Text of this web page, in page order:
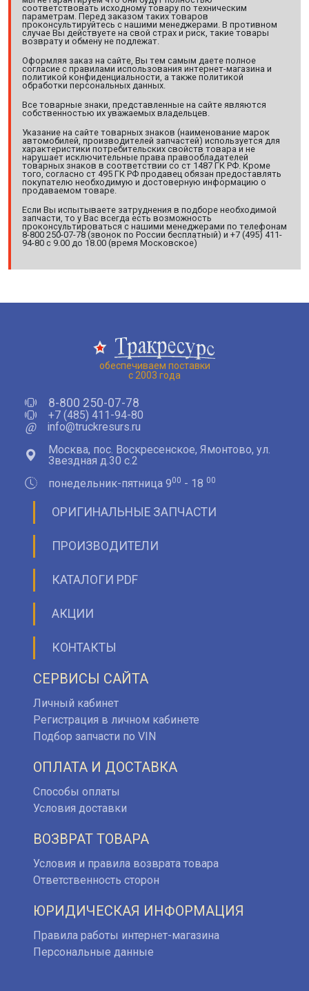
соответствовать исходному товару по техническим
параметрам. Перед заказом таких товаров
проконсультируйтесь с нашими менеджерами. В противном
случае Вы действуете на свой страх и риск, такие товары
возврату и обмену не подлежат.
Оформляя заказ на сайте, Вы тем самым даете полное
согласие с правилами использования интернет-магазина и
политикой конфиденциальности, а также политикой
обработки персональных данных.
Все товарные знаки, представленные на сайте являются
собственностью их уважаемых владельцев.
Указание на сайте товарных знаков (наименование марок
автомобилей, производителей запчастей) используется для
характеристики потребительских свойств товара и не
нарушает исключительные права правообладателей
товарных знаков в соответствии со ст 1487 ГК РФ. Кроме
того, согласно ст 495 ГК РФ продавец обязан предоставлять
покупателю необходимую и достоверную информацию о
продаваемом товаре.
Если Вы испытываете затруднения в подборе необходимой
запчасти, то у Вас всегда есть возможность
проконсультироваться с нашими менеджерами по телефонам
8-800 250-07-78 (звонок по России бесплатный) и +7 (495) 411-
94-80 с 9.00 до 18.00 (время Московское)
обеспечиваем поставки
с 2003 года
8-800 250-07-78
+7 (485) 411-94-80
@
info@truckresurs.ru
Москва, пос. Воскресенское, Ямонтово, ул.
Звездная д.30 с.2
понедельник-пятница 900 - 18 00
ОРИГИНАЛЬНЫЕ ЗАПЧАСТИ
ПРОИЗВОДИТЕЛИ
КАТАЛОГИ PDF
АКЦИИ
КОНТАКТЫ
СЕРВИСЫ САЙТА
Личный кабинет
Регистрация в личном кабинете
Подбор запчасти по VIN
ОПЛАТА И ДОСТАВКА
Способы оплаты
Условия доставки
ВОЗВРАТ ТОВАРА
Условия и правила возврата товара
Ответственность сторон
ЮРИДИЧЕСКАЯ ИНФОРМАЦИЯ
Правила работы интернет-магазина
Персональные данные